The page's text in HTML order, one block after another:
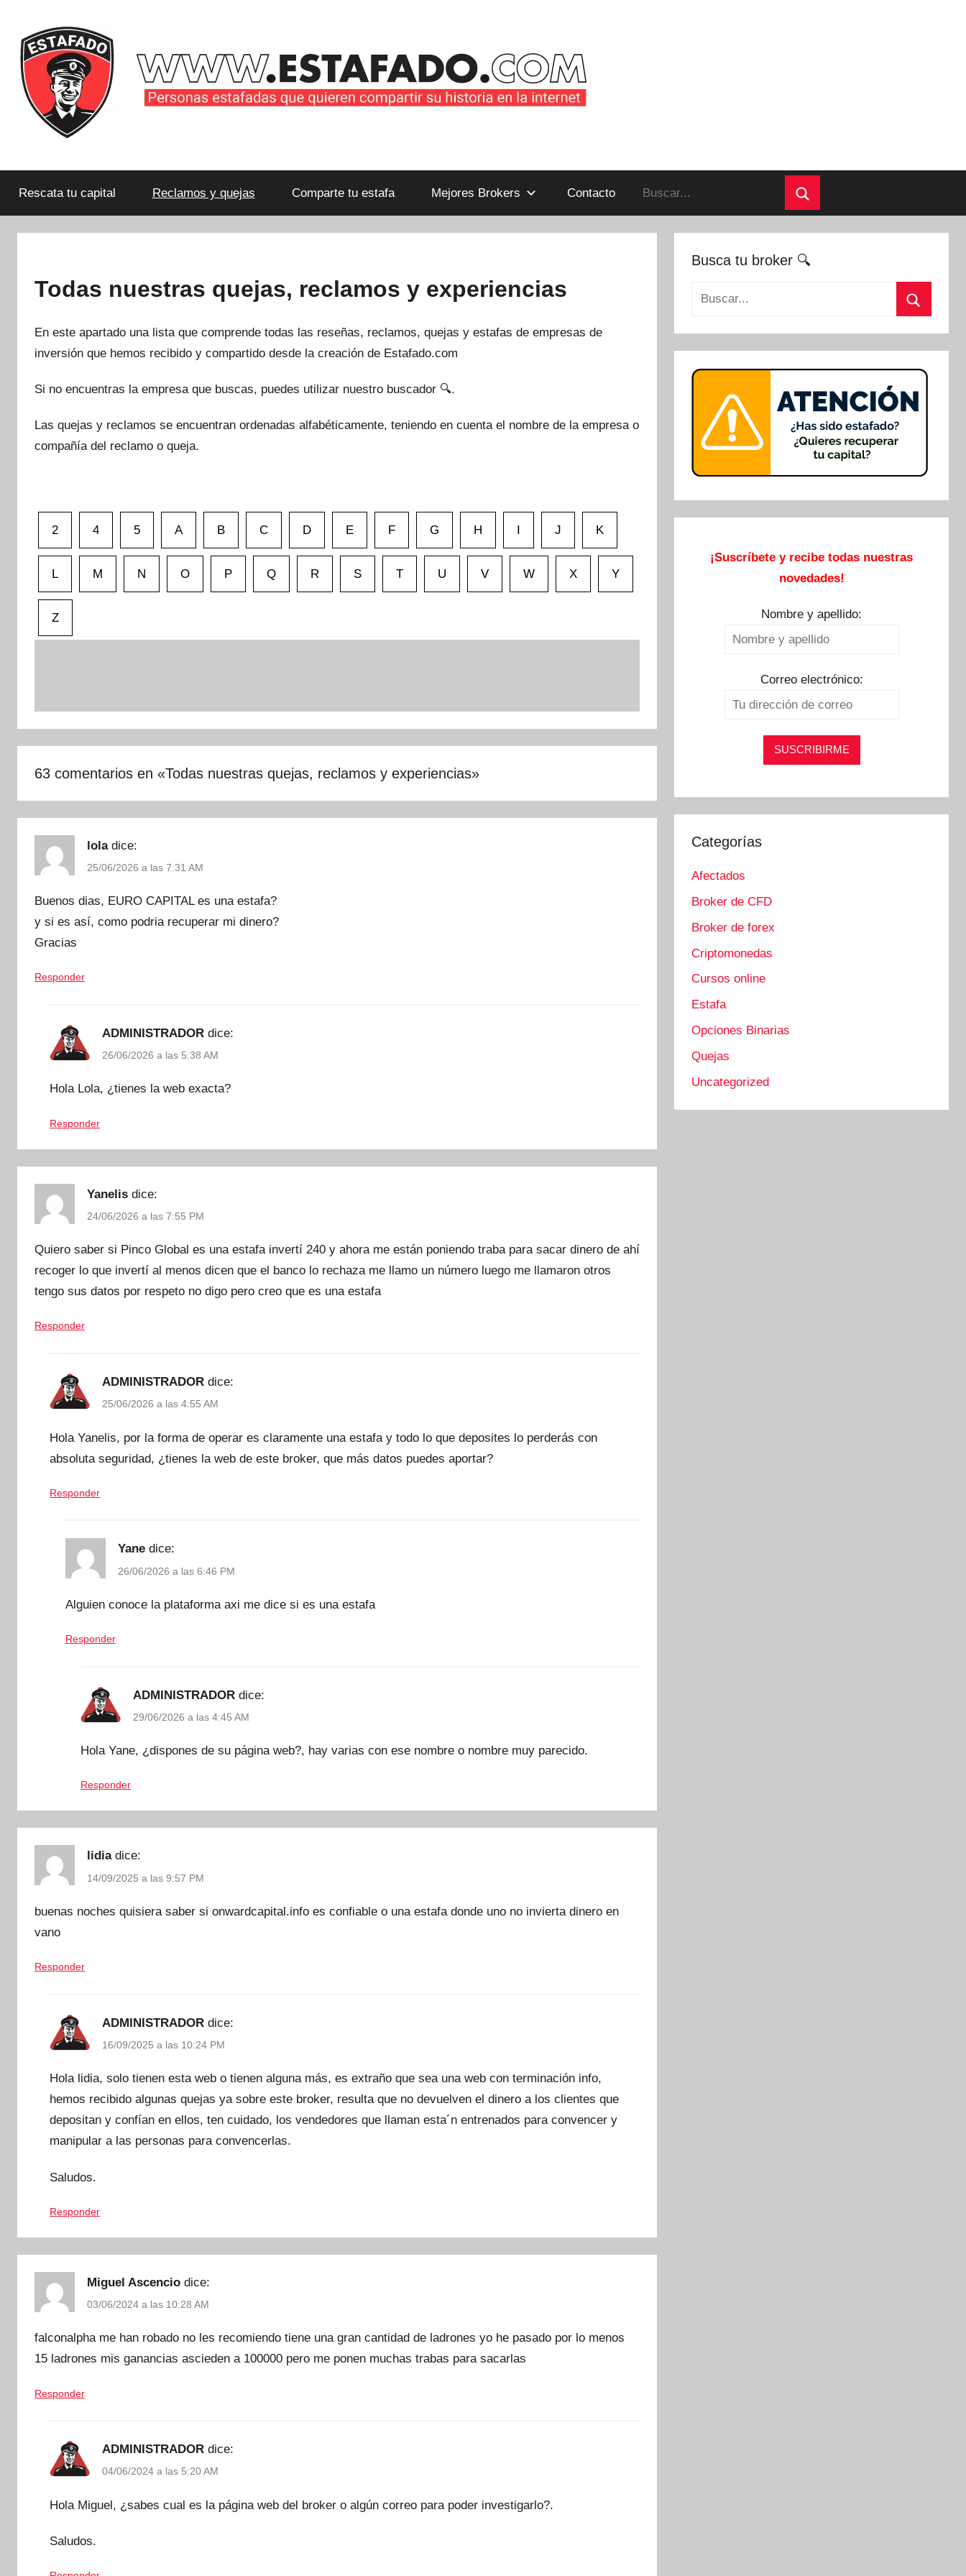
contenido
estafadas
que
Estafado.com
Rescata tu capital Reclamos y quejas Comparte tu estafa Mejores Brokers Contacto
Buscar:
Buscar
Todas nuestras quejas, reclamos y experiencias
En este apartado una lista que comprende todas las reseñas, reclamos, quejas y estafas de empresas de
inversión que hemos recibido y compartido desde la creación de Estafado.com
Si no encuentras la empresa que buscas, puedes utilizar nuestro buscador 🔍.
Las quejas y reclamos se encuentran ordenadas alfabéticamente, teniendo en cuenta el nombre de la empresa o
compañía del reclamo o queja.
2 4 5 A B C D E F G H I J K
L M N O P Q R S T U V W X Y
Z
63 comentarios en «Todas nuestras quejas, reclamos y experiencias»
lola dice:
25/06/2026 a las 7:31 AM
Buenos dias, EURO CAPITAL es una estafa?
y si es así, como podria recuperar mi dinero?
Gracias
Responder
ADMINISTRADOR dice:
26/06/2026 a las 5:38 AM
Hola Lola, ¿tienes la web exacta?
Responder
Yanelis dice:
24/06/2026 a las 7:55 PM
Quiero saber si Pinco Global es una estafa invertí 240 y ahora me están poniendo traba para sacar dinero de ahí
recoger lo que invertí al menos dicen que el banco lo rechaza me llamo un número luego me llamaron otros
tengo sus datos por respeto no digo pero creo que es una estafa
Responder
ADMINISTRADOR dice:
25/06/2026 a las 4:55 AM
Hola Yanelis, por la forma de operar es claramente una estafa y todo lo que deposites lo perderás con
absoluta seguridad, ¿tienes la web de este broker, que más datos puedes aportar?
Responder
Yane dice:
26/06/2026 a las 6:46 PM
Alguien conoce la plataforma axi me dice si es una estafa
Responder
ADMINISTRADOR dice:
29/06/2026 a las 4:45 AM
Hola Yane, ¿dispones de su página web?, hay varias con ese nombre o nombre muy parecido.
Responder
lidia dice:
14/09/2025 a las 9:57 PM
buenas noches quisiera saber si onwardcapital.info es confiable o una estafa donde uno no invierta dinero en
vano
Responder
ADMINISTRADOR dice:
16/09/2025 a las 10:24 PM
Hola lidia, solo tienen esta web o tienen alguna más, es extraño que sea una web con terminación info,
hemos recibido algunas quejas ya sobre este broker, resulta que no devuelven el dinero a los clientes que
depositan y confían en ellos, ten cuidado, los vendedores que llaman esta´n entrenados para convencer y
manipular a las personas para convencerlas.
Saludos.
Responder
Miguel Ascencio dice:
03/06/2024 a las 10:28 AM
falconalpha me han robado no les recomiendo tiene una gran cantidad de ladrones yo he pasado por lo menos
15 ladrones mis ganancias ascieden a 100000 pero me ponen muchas trabas para sacarlas
Responder
ADMINISTRADOR dice:
04/06/2024 a las 5:20 AM
Hola Miguel, ¿sabes cual es la página web del broker o algún correo para poder investigarlo?.
Saludos.
Busca tu broker 🔍
Buscar:
¡Suscríbete y recibe todas nuestras
novedades!
Nombre y apellido:
Correo electrónico:
Categorías
Afectados
Broker de CFD
Broker de forex
Criptomonedas
Cursos online
Estafa
Opciones Binarias
Quejas
Uncategorized